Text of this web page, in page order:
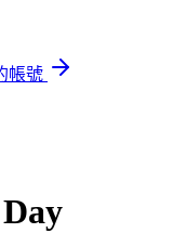
帳號